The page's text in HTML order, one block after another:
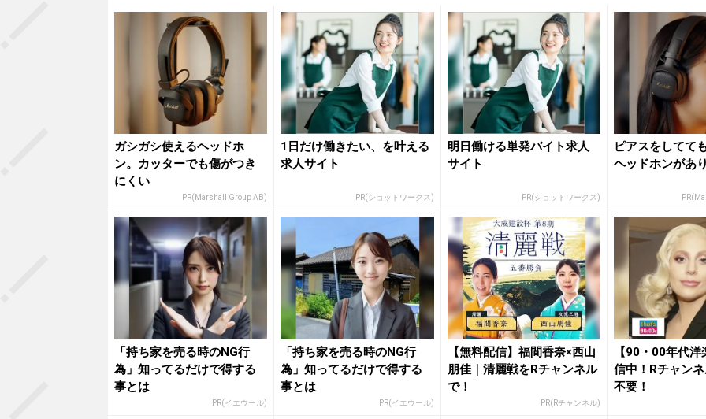
ガシガシ使えるヘッドホ
ン。カッターでも傷がつき
にくい
PR(Marshall Group AB)
1日だけ働きたい、を叶える
求人サイト
PR(ショットワークス)
明日働ける単発バイト求人
サイト
PR(ショットワークス)
ピアスをしてて
ヘッドホンがあ
「持ち家を売る時のNG行
為」知ってるだけで得する
事とは
PR(イエウール)
「持ち家を売る時のNG行
為」知ってるだけで得する
事とは
PR(イエウール)
【無料配信】福間香奈×西山
朋佳｜清麗戦をRチャンネル
で！
PR(Rチャンネル)
【90・00年代
信中！Rチャン
不要！